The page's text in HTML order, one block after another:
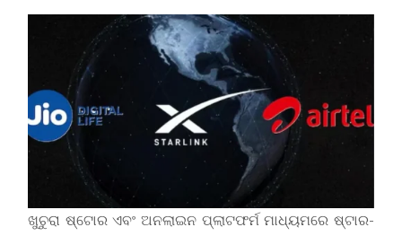
ଖୁଚୁରା ଷ୍ଟୋର ଏବଂ ଅନଲାଇନ ପ୍ଲାଟଫର୍ମ ମାଧ୍ୟମରେ ଷ୍ଟାର-